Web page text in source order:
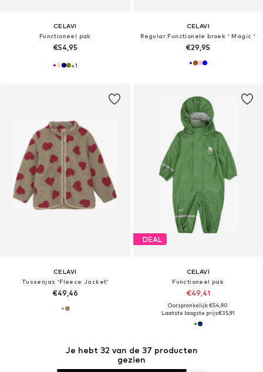
CELAVI
Functioneel pak
€54,95
+1
CELAVI
Regular Functionele broek ' Magic '
€29,95
CELAVI
Tussenjas 'Fleece Jacket'
€49,46
DEAL
CELAVI
Functioneel pak
€49,41
Oorspronkelijk: €54,90
Laatste laagste prijs:€35,91
Je hebt 32 van de 37 producten
gezien